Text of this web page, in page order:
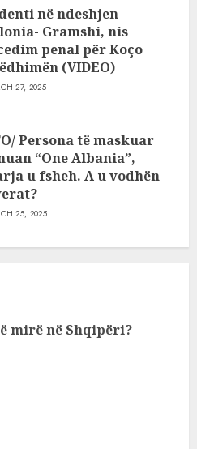
në ndeshjen
Gramshi, nis
penal për Koço
(VIDEO)
27, 2025
Persona të maskuar
“One Albania”,
u fsheh. A u vodhën
25, 2025
mirë në Shqipëri?